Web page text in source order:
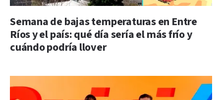
Semana de bajas temperaturas en Entre
Ríos y el país: qué día sería el más frío y
cuándo podría llover